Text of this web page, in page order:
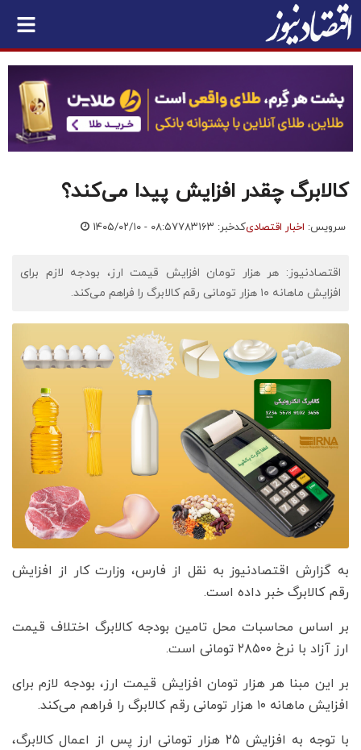
کالابرگ چقدر افزایش پیدا می‌کند؟
سرویس: اخبار اقتصادیکدخبر: ۷۸۳۱۶۳ ۱۴۰۵/۰۲/۱۰ - ۰۸:۵۷
اقتصادنیوز: هر هزار تومان افزایش قیمت ارز، بودجه لازم برای
افزایش ماهانه ۱۰ هزار تومانی رقم کالابرگ را فراهم می‌کند.
به گزارش اقتصادنیوز به نقل از فارس، وزارت کار از افزایش
رقم کالابرگ خبر داده است.
بر اساس محاسبات محل تامین بودجه کالابرگ اختلاف قیمت
ارز آزاد با نرخ ۲۸۵۰۰ تومانی است.
بر این مبنا هر هزار تومان افزایش قیمت ارز، بودجه لازم برای
افزایش ماهانه ۱۰ هزار تومانی رقم کالابرگ را فراهم می‌کند.
با توجه به افزایش ۲۵ هزار تومانی ارز پس از اعمال کالابرگ،